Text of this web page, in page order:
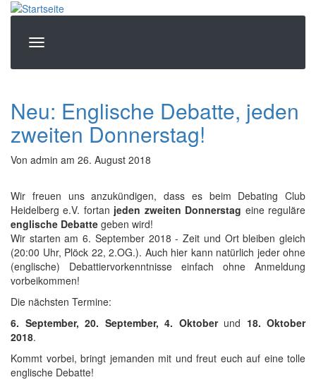
Direkt
zum
Neu: Englische Debatte, jeden
zweiten Donnerstag!
Von admin am 26. August 2018
Wir freuen uns anzukündigen, dass es beim Debating Club
Heidelberg e.V. fortan jeden zweiten Donnerstag eine reguläre
englische Debatte geben wird!
Wir starten am 6. September 2018 - Zeit und Ort bleiben gleich
(20:00 Uhr, Plöck 22, 2.OG.). Auch hier kann natürlich jeder ohne
(englische) Debattiervorkenntnisse einfach ohne Anmeldung
vorbeikommen!
Die nächsten Termine:
6. September, 20. September, 4. Oktoberund 18. Oktober
2018.
Kommt vorbei, bringt jemanden mit und freut euch auf eine tolle
englische Debatte!